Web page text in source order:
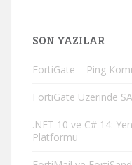
SON YAZILAR
FortiGate – Ping
FortiGate Üzerinde
.NET 10 ve C# 14:
Platformu